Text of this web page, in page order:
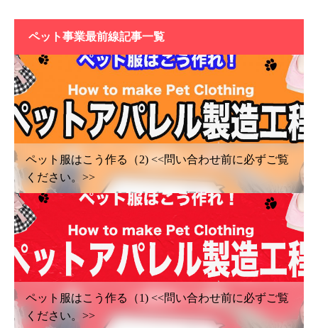
ペット事業最前線記事一覧
ペット服はこう作る（2) <<問い合わせ前に必ずご覧
ください。>>
ペット服はこう作る（1) <<問い合わせ前に必ずご覧
ください。>>